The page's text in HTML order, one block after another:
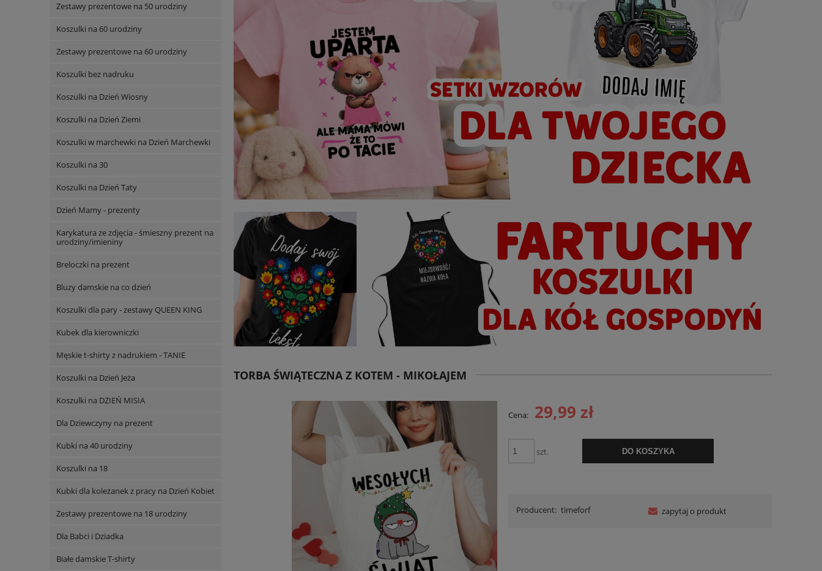
Zestawy prezentowe na 50 urodziny
Koszulki na 60 urodziny
Zestawy prezentowe na 60 urodziny
Koszulki bez nadruku
Koszulki na Dzień Wiosny
Koszulki na Dzień Ziemi
Koszulki w marchewki na Dzień Marchewki
Koszulki na 30
Koszulki na Dzień Taty
Dzień Mamy - prezenty
Karykatura ze zdjęcia - śmieszny prezent na
urodziny/imieniny
Breloczki na prezent
Bluzy damskie na co dzień
Koszulki dla pary - zestawy QUEEN KING
Kubek dla kierowniczki
Męskie t-shirty z nadrukiem - TANIE
Koszulki na Dzień Jeża
Koszulki na DZIEŃ MISIA
Dla Dziewczyny na prezent
Kubki na 40 urodziny
Koszulki na 18
Kubki dla koleżanek z pracy na Dzień Kobiet
Zestawy prezentowe na 18 urodziny
Dla Babci i Dziadka
Białe damskie T-shirty
TORBA ŚWIĄTECZNA Z KOTEM - MIKOŁAJEM
Cena: 29,99 zł
szt. DO KOSZYKA
Producent: timeforf zapytaj o produkt